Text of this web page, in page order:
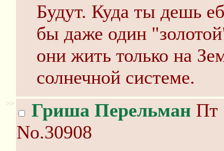
Будут. Куда ты дешь
бы даже один
они жить только на
солнечной системе.
>> Гриша Перельман Пт
No.30908